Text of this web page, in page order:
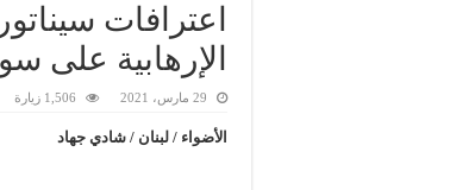
اعترافات
الإرهابية على
29 مارس، 2021 1,506 زيارة
الأضواء / لبنان / شادي جهاد